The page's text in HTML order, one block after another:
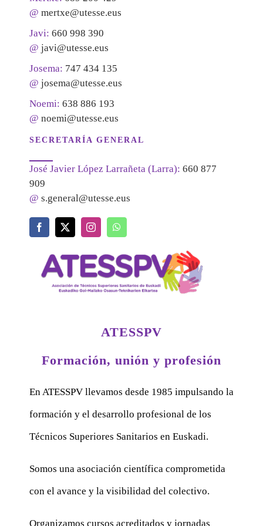
@ mertxe@utesse.eus
Javi: 660 998 390
@ javi@utesse.eus
Josema: 747 434 135
@ josema@utesse.eus
Noemi: 638 886 193
@ noemi@utesse.eus
SECRETARÍA GENERAL
José Javier López Larrañeta (Larra): 660 877
909
@ s.general@utesse.eus
ATESSPV
Formación, unión y profesión
En ATESSPV llevamos desde 1985 impulsando la
formación y el desarrollo profesional de los
Técnicos Superiores Sanitarios en Euskadi.
Somos una asociación científica comprometida
con el avance y la visibilidad del colectivo.
Organizamos cursos acreditados y jornadas